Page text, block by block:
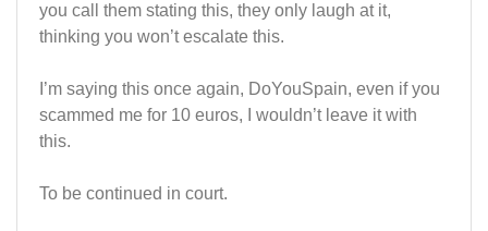
you call them stating this, they only laugh at it,
thinking you won’t escalate this.
I’m saying this once again, DoYouSpain, even if you
scammed me for 10 euros, I wouldn’t leave it with
this.
To be continued in court.